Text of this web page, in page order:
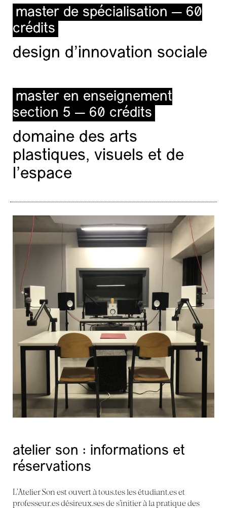
master de spécialisation — 60
crédits
design d'innovation sociale
master en enseignement
section 5 — 60 crédits
domaine des arts
plastiques, visuels et de
l’espace
atelier son : informations et
réservations
L’Atelier Son est ouvert à tous.tes les étudiant.es et
professeur.es désireux.ses de s’initier à la pratique des